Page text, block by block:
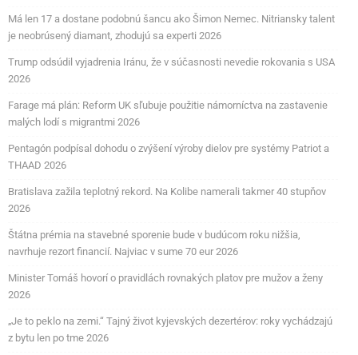
Má len 17 a dostane podobnú šancu ako Šimon Nemec. Nitriansky talent
je neobrúsený diamant, zhodujú sa experti 2026
Trump odsúdil vyjadrenia Iránu, že v súčasnosti nevedie rokovania s USA
2026
Farage má plán: Reform UK sľubuje použitie námorníctva na zastavenie
malých lodí s migrantmi 2026
Pentagón podpísal dohodu o zvýšení výroby dielov pre systémy Patriot a
THAAD 2026
Bratislava zažila teplotný rekord. Na Kolibe namerali takmer 40 stupňov
2026
Štátna prémia na stavebné sporenie bude v budúcom roku nižšia,
navrhuje rezort financií. Najviac v sume 70 eur 2026
Minister Tomáš hovorí o pravidlách rovnakých platov pre mužov a ženy
2026
„Je to peklo na zemi.“ Tajný život kyjevských dezertérov: roky vychádzajú
z bytu len po tme 2026